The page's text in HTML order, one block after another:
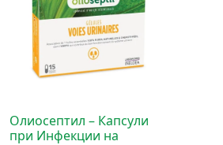
Олиосептил – Капсули
при Инфекции на